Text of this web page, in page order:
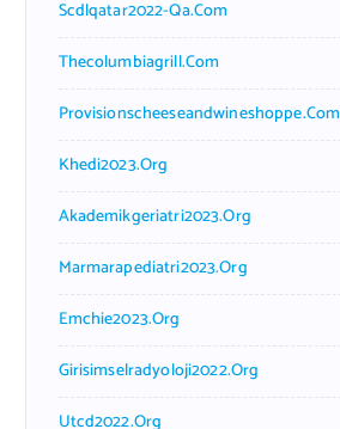
Scdlqatar2022-Qa.com
Thecolumbiagrill.com
Provisionscheeseandwineshoppe.com
Khedi2023.org
Akademikgeriatri2023.org
Marmarapediatri2023.org
Emchie2023.org
Girisimselradyoloji2022.org
Utcd2022.org